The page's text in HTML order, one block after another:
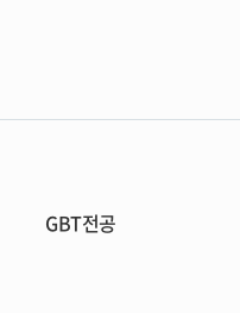
GBT전공